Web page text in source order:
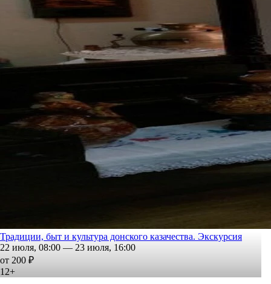
Традиции, быт и культура донского казачества. Экскурсия
22 июля, 08:00 — 23 июля, 16:00
от 200 ₽
12+